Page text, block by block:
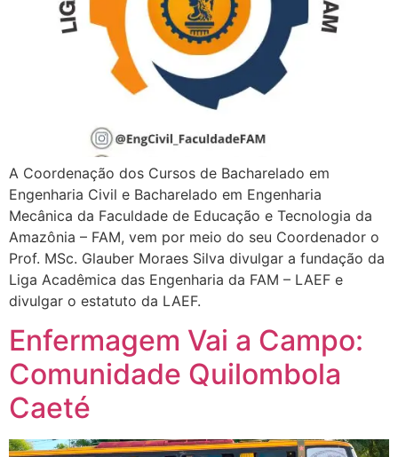
A Coordenação dos Cursos de Bacharelado em
Engenharia Civil e Bacharelado em Engenharia
Mecânica da Faculdade de Educação e Tecnologia da
Amazônia – FAM, vem por meio do seu Coordenador o
Prof. MSc. Glauber Moraes Silva divulgar a fundação da
Liga Acadêmica das Engenharia da FAM – LAEF e
divulgar o estatuto da LAEF.
Enfermagem Vai a Campo:
Comunidade Quilombola
Caeté